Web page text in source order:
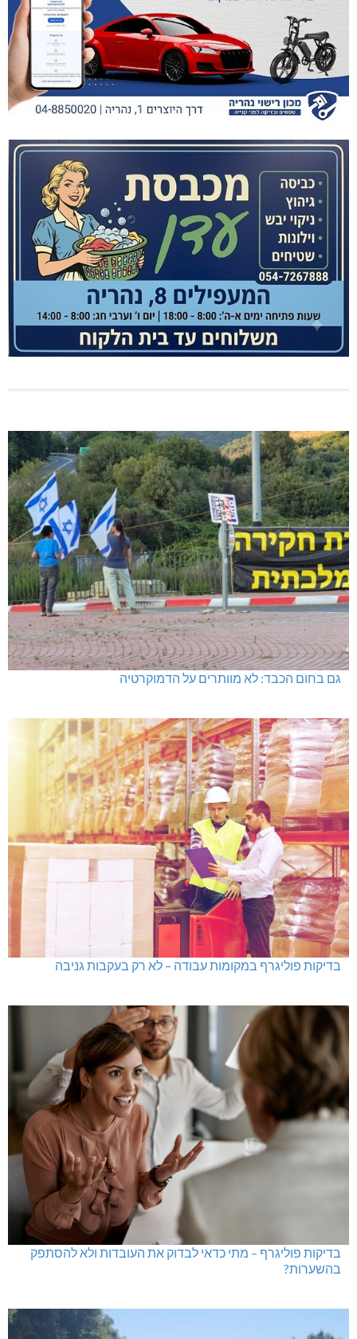
גם בחום הכבד: לא מוותרים על הדמוקרטיה
בדיקות פוליגרף במקומות עבודה – לא רק בעקבות גניבה
בדיקות פוליגרף – מתי כדאי לבדוק את העובדות ולא להסתפק
בהשערות?